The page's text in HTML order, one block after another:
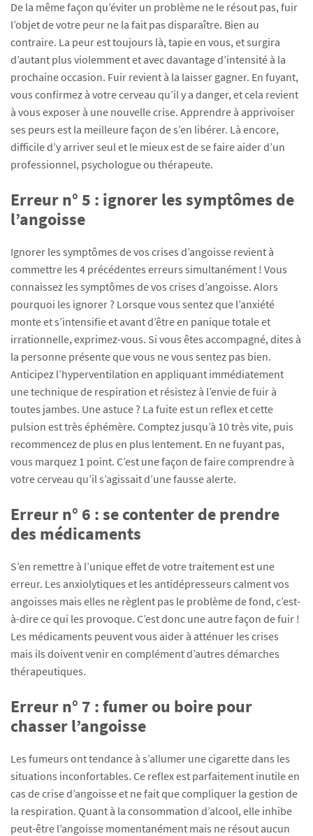
De la même façon qu’éviter un problème ne le résout pas, fuir
l’objet de votre peur ne la fait pas disparaître. Bien au
contraire. La peur est toujours là, tapie en vous, et surgira
d’autant plus violemment et avec davantage d’intensité à la
prochaine occasion. Fuir revient à la laisser gagner. En fuyant,
vous confirmez à votre cerveau qu’il y a danger, et cela revient
à vous exposer à une nouvelle crise. Apprendre à apprivoiser
ses peurs est la meilleure façon de s’en libérer. Là encore,
difficile d’y arriver seul et le mieux est de se faire aider d’un
professionnel, psychologue ou thérapeute.
Erreur n° 5 : ignorer les symptômes de
l’angoisse
Ignorer les symptômes de vos crises d’angoisse revient à
commettre les 4 précédentes erreurs simultanément ! Vous
connaissez les symptômes de vos crises d’angoisse. Alors
pourquoi les ignorer ? Lorsque vous sentez que l’anxiété
monte et s’intensifie et avant d’être en panique totale et
irrationnelle, exprimez-vous. Si vous êtes accompagné, dites à
la personne présente que vous ne vous sentez pas bien.
Anticipez l’hyperventilation en appliquant immédiatement
une technique de respiration et résistez à l’envie de fuir à
toutes jambes. Une astuce ? La fuite est un reflex et cette
pulsion est très éphémère. Comptez jusqu’à 10 très vite, puis
recommencez de plus en plus lentement. En ne fuyant pas,
vous marquez 1 point. C’est une façon de faire comprendre à
votre cerveau qu’il s’agissait d’une fausse alerte.
Erreur n° 6 : se contenter de prendre
des médicaments
S’en remettre à l’unique effet de votre traitement est une
erreur. Les anxiolytiques et les antidépresseurs calment vos
angoisses mais elles ne règlent pas le problème de fond, c’est-
à-dire ce qui les provoque. C’est donc une autre façon de fuir !
Les médicaments peuvent vous aider à atténuer les crises
mais ils doivent venir en complément d’autres démarches
thérapeutiques.
Erreur n° 7 : fumer ou boire pour
chasser l’angoisse
Les fumeurs ont tendance à s’allumer une cigarette dans les
situations inconfortables. Ce reflex est parfaitement inutile en
cas de crise d’angoisse et ne fait que compliquer la gestion de
la respiration. Quant à la consommation d’alcool, elle inhibe
peut-être l’angoisse momentanément mais ne résout aucun